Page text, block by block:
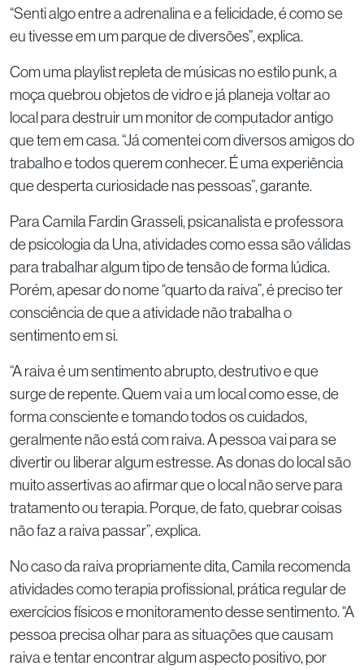
“Senti algo entre a adrenalina e a felicidade, é como se
eu tivesse em um parque de diversões”, explica.
Com uma playlist repleta de músicas no estilo punk, a
moça quebrou objetos de vidro e já planeja voltar ao
local para destruir um monitor de computador antigo
que tem em casa. “Já comentei com diversos amigos do
trabalho e todos querem conhecer. É uma experiência
que desperta curiosidade nas pessoas”, garante.
Para Camila Fardin Grasseli, psicanalista e professora
de psicologia da Una, atividades como essa são válidas
para trabalhar algum tipo de tensão de forma lúdica.
Porém, apesar do nome “quarto da raiva”, é preciso ter
consciência de que a atividade não trabalha o
sentimento em si.
“A raiva é um sentimento abrupto, destrutivo e que
surge de repente. Quem vai a um local como esse, de
forma consciente e tomando todos os cuidados,
geralmente não está com raiva. A pessoa vai para se
divertir ou liberar algum estresse. As donas do local são
muito assertivas ao afirmar que o local não serve para
tratamento ou terapia. Porque, de fato, quebrar coisas
não faz a raiva passar”, explica.
No caso da raiva propriamente dita, Camila recomenda
atividades como terapia profissional, prática regular de
exercícios físicos e monitoramento desse sentimento. “A
pessoa precisa olhar para as situações que causam
raiva e tentar encontrar algum aspecto positivo, por